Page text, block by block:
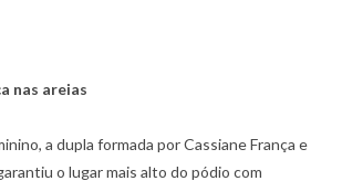
nas areias
a dupla formada por Cassiane França e
o lugar mais alto do pódio com